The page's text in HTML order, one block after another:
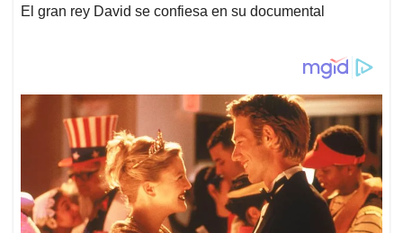
El gran rey David se confiesa en su documental